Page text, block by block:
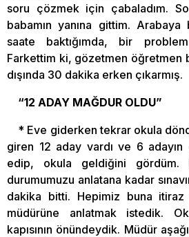
soru çözmek için çabaladım.
babamın yanına gittim.
saate baktığımda, bir
Farkettim ki, gözetmen öğretmen
dışında 30 dakika erken çıkarmış.
“12 ADAY MAĞDUR OLDU”
* Eve giderken tekrar okula
giren 12 aday vardı ve 6
edip, okula geldiğini
durumumuzu anlatana kadar
dakika bitti. Hepimiz buna
müdürüne anlatmak istedik.
kapısının önündeydik. Müdür